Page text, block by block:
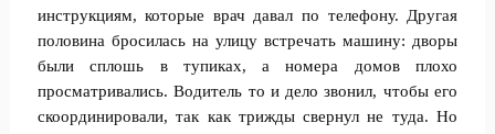
инструкциям, которые врач давал по телефону. Другая
половина бросилась на улицу встречать машину: дворы
были сплошь в тупиках, а номера домов плохо
просматривались. Водитель то и дело звонил, чтобы его
скоординировали, так как трижды свернул не туда. Но